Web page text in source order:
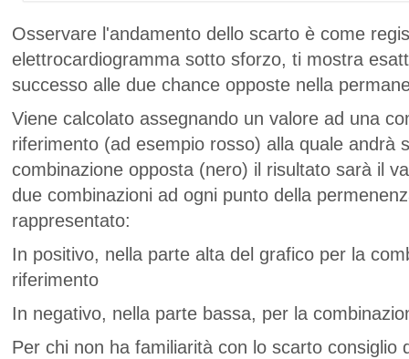
Osservare l'andamento dello scarto è come
elettrocardiogramma sotto sforzo, ti mostra
successo alle due chance opposte nella
Viene calcolato assegnando un valore ad una
riferimento (ad esempio rosso) alla quale andrà
combinazione opposta (nero) il risultato sarà il
due combinazioni ad ogni punto della
rappresentato:
In positivo, nella parte alta del grafico per la
riferimento
In negativo, nella parte bassa, per la
Per chi non ha familiarità con lo scarto consiglio